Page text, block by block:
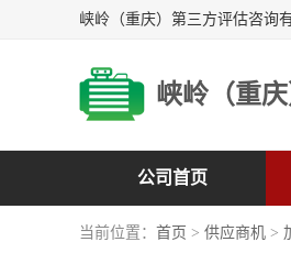
峡岭（重
公司首页
当前位置： 首页 > 供应商机 >